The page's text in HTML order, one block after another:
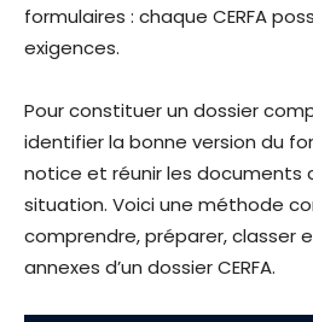
formulaires : chaque CERFA
exigences.
Pour constituer un dossier
identifier la bonne version du
notice et réunir les documents
situation. Voici une méthode
comprendre, préparer, classer
annexes d’un dossier CERFA.